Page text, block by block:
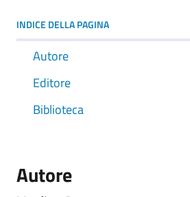
INDICE DELLA PAGINA
Autore
Editore
Biblioteca
Autore